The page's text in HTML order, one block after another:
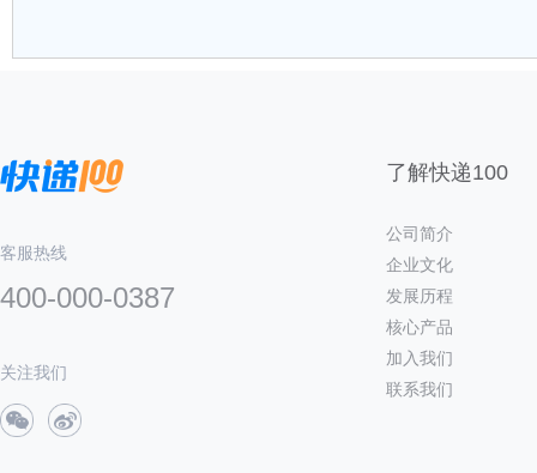
客服热线
400-000-0387
关注我们
了解快递100
公司简介
企业文化
发展历程
核心产品
加入我们
联系我们